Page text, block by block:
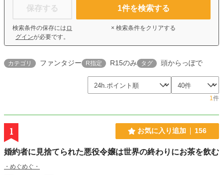
保存する
検索条件の保存には ロ
グインが必要です。
1件を検索する
× 検索条件をクリアする
カテゴリ ファンタジー R指定 R15のみ タグ 頭からっぽで
1件
1 お気に入り追加 156
婚約者に見捨てられた悪役令嬢は世界の終わりにお茶を飲む
・めぐめぐ・